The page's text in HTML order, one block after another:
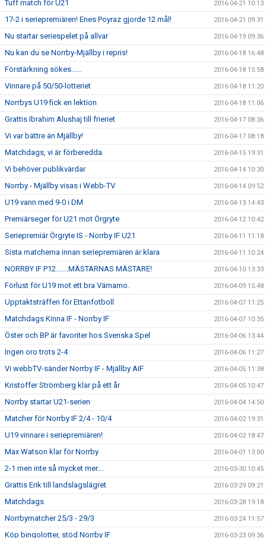
Tuff match för U21 2016-04-21 10:13
17-2 i seriepremiären! Enes Poyraz gjorde 12 mål! 2016-04-21 09:31
Nu startar seriespelet på allvar 2016-04-19 09:36
Nu kan du se Norrby-Mjällby i repris! 2016-04-18 16:48
Förstärkning sökes...... 2016-04-18 15:58
Vinnare på 50/50-lotteriet 2016-04-18 11:20
Norrbys U19 fick en lektion 2016-04-18 11:06
Grattis Ibrahim Alushaj till frieriet 2016-04-17 08:36
Vi var bättre än Mjällby! 2016-04-17 08:18
Matchdags, vi är förberedda 2016-04-15 19:31
Vi behöver publikvärdar 2016-04-14 10:30
Norrby - Mjällby visas i Webb-TV 2016-04-14 09:52
U19 vann med 9-0 i DM 2016-04-13 14:43
Premiärseger för U21 mot Örgryte 2016-04-12 10:42
Seriepremiär Örgryte IS - Norrby IF U21 2016-04-11 11:18
Sista matcherna innan seriepremiären är klara 2016-04-11 10:24
NORRBY IF P12.......MÄSTARNAS MÄSTARE! 2016-04-10 13:33
Förlust för U19 mot ett bra Värnamo. 2016-04-09 15:48
Upptaktsträffen för Ettanfotboll 2016-04-07 11:25
Matchdags Kinna IF - Norrby IF 2016-04-07 10:35
Öster och BP är favoriter hos Svenska Spel 2016-04-06 13:44
Ingen oro trots 2-4 2016-04-06 11:27
Vi webbTV-sänder Norrby IF - Mjällby AIF 2016-04-05 11:38
Kristoffer Strömberg klar på ett år 2016-04-05 10:47
Norrby startar U21-serien 2016-04-04 14:50
Matcher för Norrby IF 2/4 - 10/4 2016-04-02 19:31
U19 vinnare i seriepremiären! 2016-04-02 18:47
Max Watson klar för Norrby 2016-04-01 13:00
2-1 men inte så mycket mer.... 2016-03-30 10:45
Grattis Erik till landslagslägret 2016-03-29 09:21
Matchdags 2016-03-28 19:18
Norrbymatcher 25/3 - 29/3 2016-03-24 11:57
Köp bingolotter, stöd Norrby IF 2016-03-23 09:36